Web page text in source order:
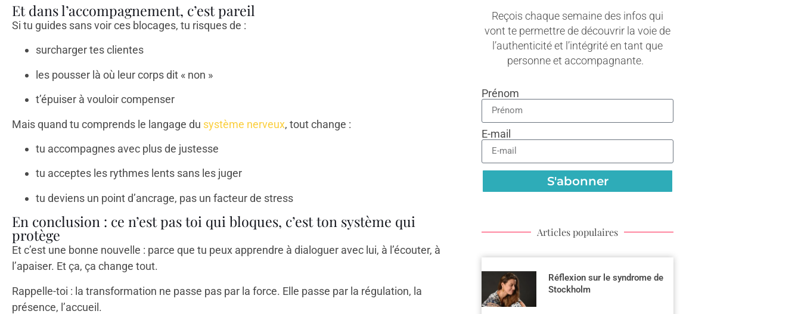
Et dans l’accompagnement, c’est pareil
Si tu guides sans voir ces blocages, tu risques de :
surcharger tes clientes
les pousser là où leur corps dit « non »
t’épuiser à vouloir compenser
Mais quand tu comprends le langage du système nerveux, tout change :
tu accompagnes avec plus de justesse
tu acceptes les rythmes lents sans les juger
tu deviens un point d’ancrage, pas un facteur de stress
En conclusion : ce n’est pas toi qui bloques, c’est ton système qui
protège
Et c’est une bonne nouvelle : parce que tu peux apprendre à dialoguer avec lui, à l’écouter, à
l’apaiser. Et ça, ça change tout.
Rappelle-toi : la transformation ne passe pas par la force. Elle passe par la régulation, la
présence, l’accueil.
Reçois chaque semaine des infos qui
vont te permettre de découvrir la voie de
l’authenticité et l’intégrité en tant que
personne et accompagnante.
Prénom
E-mail
S'abonner
Articles populaires
Réflexion sur le syndrome de
Stockholm